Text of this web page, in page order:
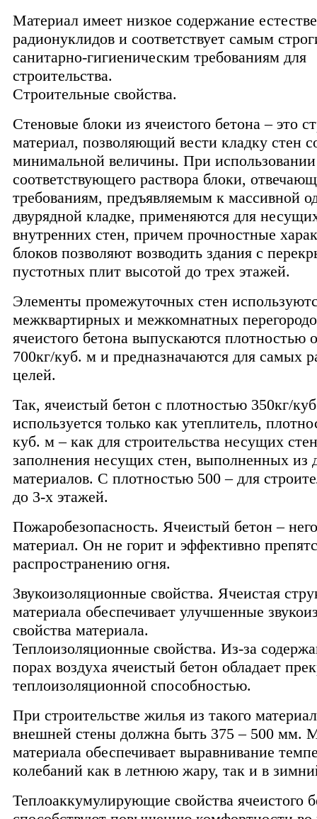
Материал имеет низкое содержание
радионуклидов и соответствует самым
санитарно-гигиеническим требованиям для
строительства.
Строительные свойства.
Стеновые блоки из ячеистого бетона – это
материал, позволяющий вести кладку стен
минимальной величины. При использовании
соответствующего раствора блоки,
требованиям, предъявляемым к массивной
двурядной кладке, применяются для
внутренних стен, причем прочностные
блоков позволяют возводить здания с
пустотных плит высотой до трех этажей.
Элементы промежуточных стен
межквартирных и межкомнатных
ячеистого бетона выпускаются плотностью
700кг/куб. м и предназначаются для самых
целей.
Так, ячеистый бетон с плотностью 350кг/
используется только как утеплитель,
куб. м – как для строительства несущих
заполнения несущих стен, выполненных из
материалов. С плотностью 500 – для
до 3-х этажей.
Пожаробезопасность. Ячеистый бетон –
материал. Он не горит и эффективно
распространению огня.
Звукоизоляционные свойства. Ячеистая
материала обеспечивает улучшенные
свойства материала.
Теплоизоляционные свойства. Из-за
порах воздуха ячеистый бетон обладает
теплоизоляционной способностью.
При строительстве жилья из такого
внешней стены должна быть 375 – 500 мм.
материала обеспечивает выравнивание
колебаний как в летнюю жару, так и в
Теплоаккумулирующие свойства ячеистого